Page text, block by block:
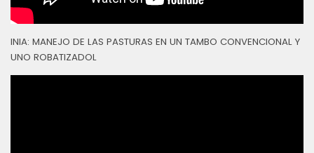
INIA: MANEJO DE LAS PASTURAS EN UN TAMBO CONVENCIONAL Y
UNO ROBATIZADOL